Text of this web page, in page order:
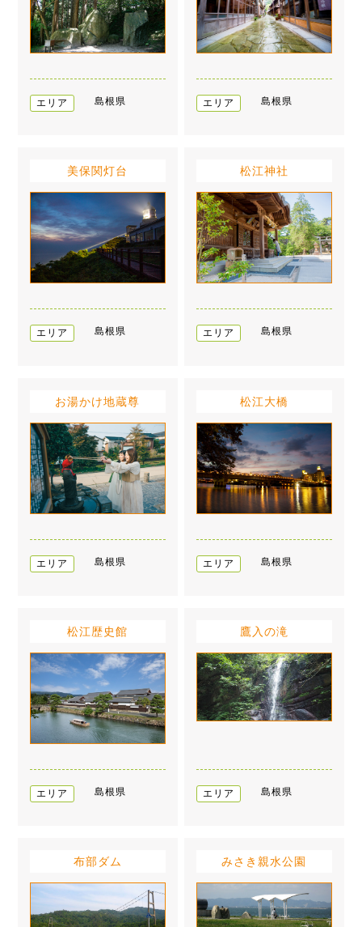
エリア 島根県 エリア 島根県
美保関灯台
エリア 島根県
松江神社
エリア 島根県
お湯かけ地蔵尊
エリア 島根県
松江大橋
エリア 島根県
松江歴史館
エリア 島根県
鷹入の滝
エリア 島根県
布部ダム みさき親水公園